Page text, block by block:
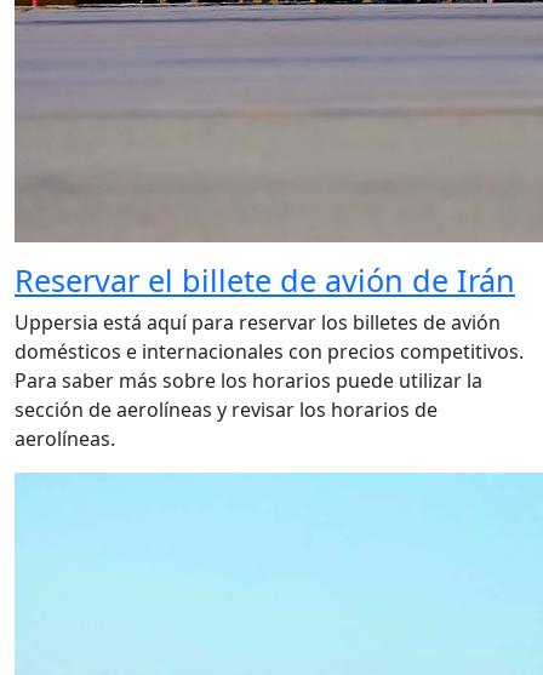
Reservar el billete de avión de Irán
Uppersia está aquí para reservar los billetes de avión
domésticos e internacionales con precios competitivos.
Para saber más sobre los horarios puede utilizar la
sección de aerolíneas y revisar los horarios de
aerolíneas.